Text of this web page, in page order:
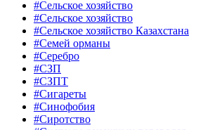
#Сельское хозяйство
#Сельское хозяйство
#Сельское хозяйство Казахстана
#Семей орманы
#Серебро
#СЗП
#СЗПТ
#Сигареты
#Синофобия
#Сиротство